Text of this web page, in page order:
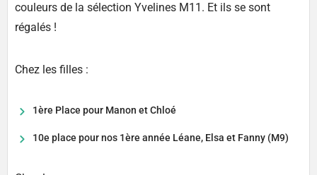
couleurs de la sélection Yvelines M11. Et ils se sont
régalés !
Chez les filles :
1ère Place pour Manon et Chloé
10e place pour nos 1ère année Léane, Elsa et Fanny (M9)